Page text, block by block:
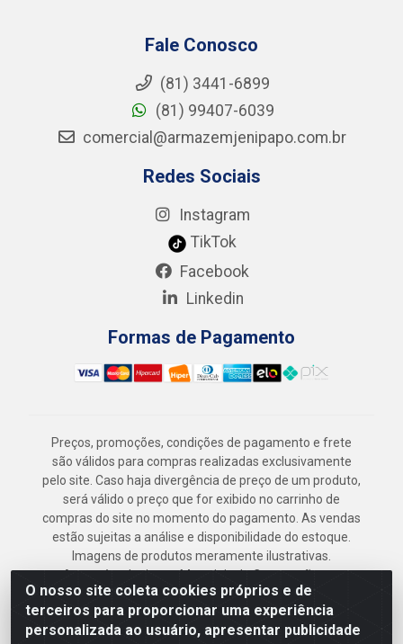
O nosso site coleta cookies próprios e de
terceiros para proporcionar uma experiência
personalizada ao usuário, apresentar publicidade
Fale Conosco
(81) 3441-6899
(81) 99407-6039
comercial@armazemjenipapo.com.br
Redes Sociais
Instagram
TikTok
Facebook
Linkedin
Formas de Pagamento
Preços, promoções, condições de pagamento e frete
são válidos para compras realizadas exclusivamente
pelo site. Caso haja divergência de preço de um produto,
será válido o preço que for exibido no carrinho de
compras do site no momento do pagamento. As vendas
estão sujeitas a análise e disponibilidade do estoque.
Imagens de produtos meramente ilustrativas.
Armazém Jenipapo Materiais de Construção em
Geral LTDA - Rua das Flores, 2691 - Guabiraba,
Recife/PE - CEP 52.291-630 - CNPJ
41.097.379/0001-